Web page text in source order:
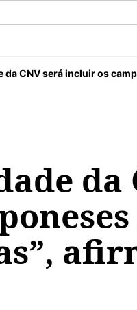
será incluir os camponeses e
da